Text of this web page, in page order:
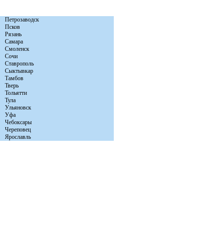
Петрозаводск
Псков
Рязань
Самара
Смоленск
Сочи
Ставрополь
Сыктывкар
Тамбов
Тверь
Тольятти
Тула
Ульяновск
Уфа
Чебоксары
Череповец
Ярославль